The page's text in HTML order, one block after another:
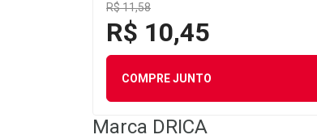
R$ 11,58
R$ 10,45
COMPRE JUNTO
Marca DRICA